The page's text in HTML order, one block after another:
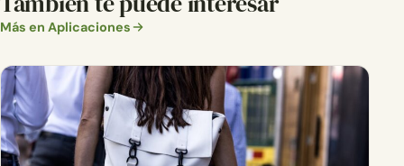
Más en Aplicaciones